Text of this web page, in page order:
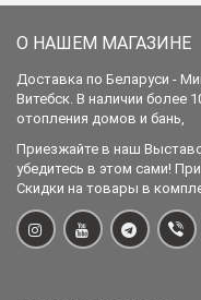
О НАШЕМ МАГАЗИНЕ
Доставка по Беларуси -
Витебск. В наличии более
отопления домов и бань,
Приезжайте в наш
убедитесь в этом сами!
Скидки на товары в